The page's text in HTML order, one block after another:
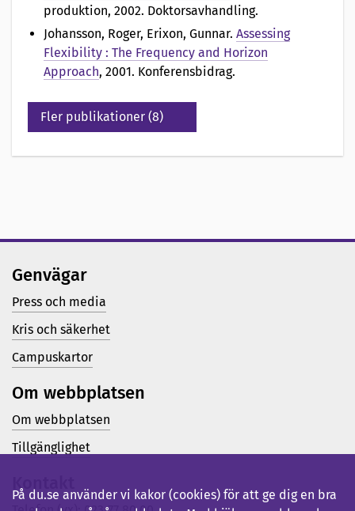
produktion, 2002. Doktorsavhandling.
Johansson, Roger, Erixon, Gunnar. Assessing
Flexibility : The Frequency and Horizon
Approach, 2001. Konferensbidrag.
Fler publikationer (8)
Genvägar
Press och media
Kris och säkerhet
Campuskartor
Om webbplatsen
Om webbplatsen
Tillgänglighet
Kontakt
På du.se använder vi kakor (cookies) för att ge dig en bra